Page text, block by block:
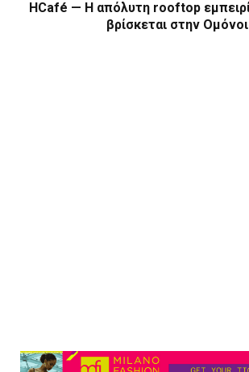
HCafé — Η απόλυτη rooftop
βρίσκεται στην